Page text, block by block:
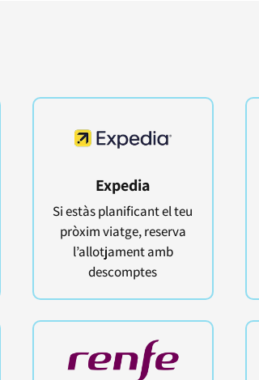
Expedia
Si estàs planificant el teu
pròxim viatge, reserva
l’allotjament amb
descomptes